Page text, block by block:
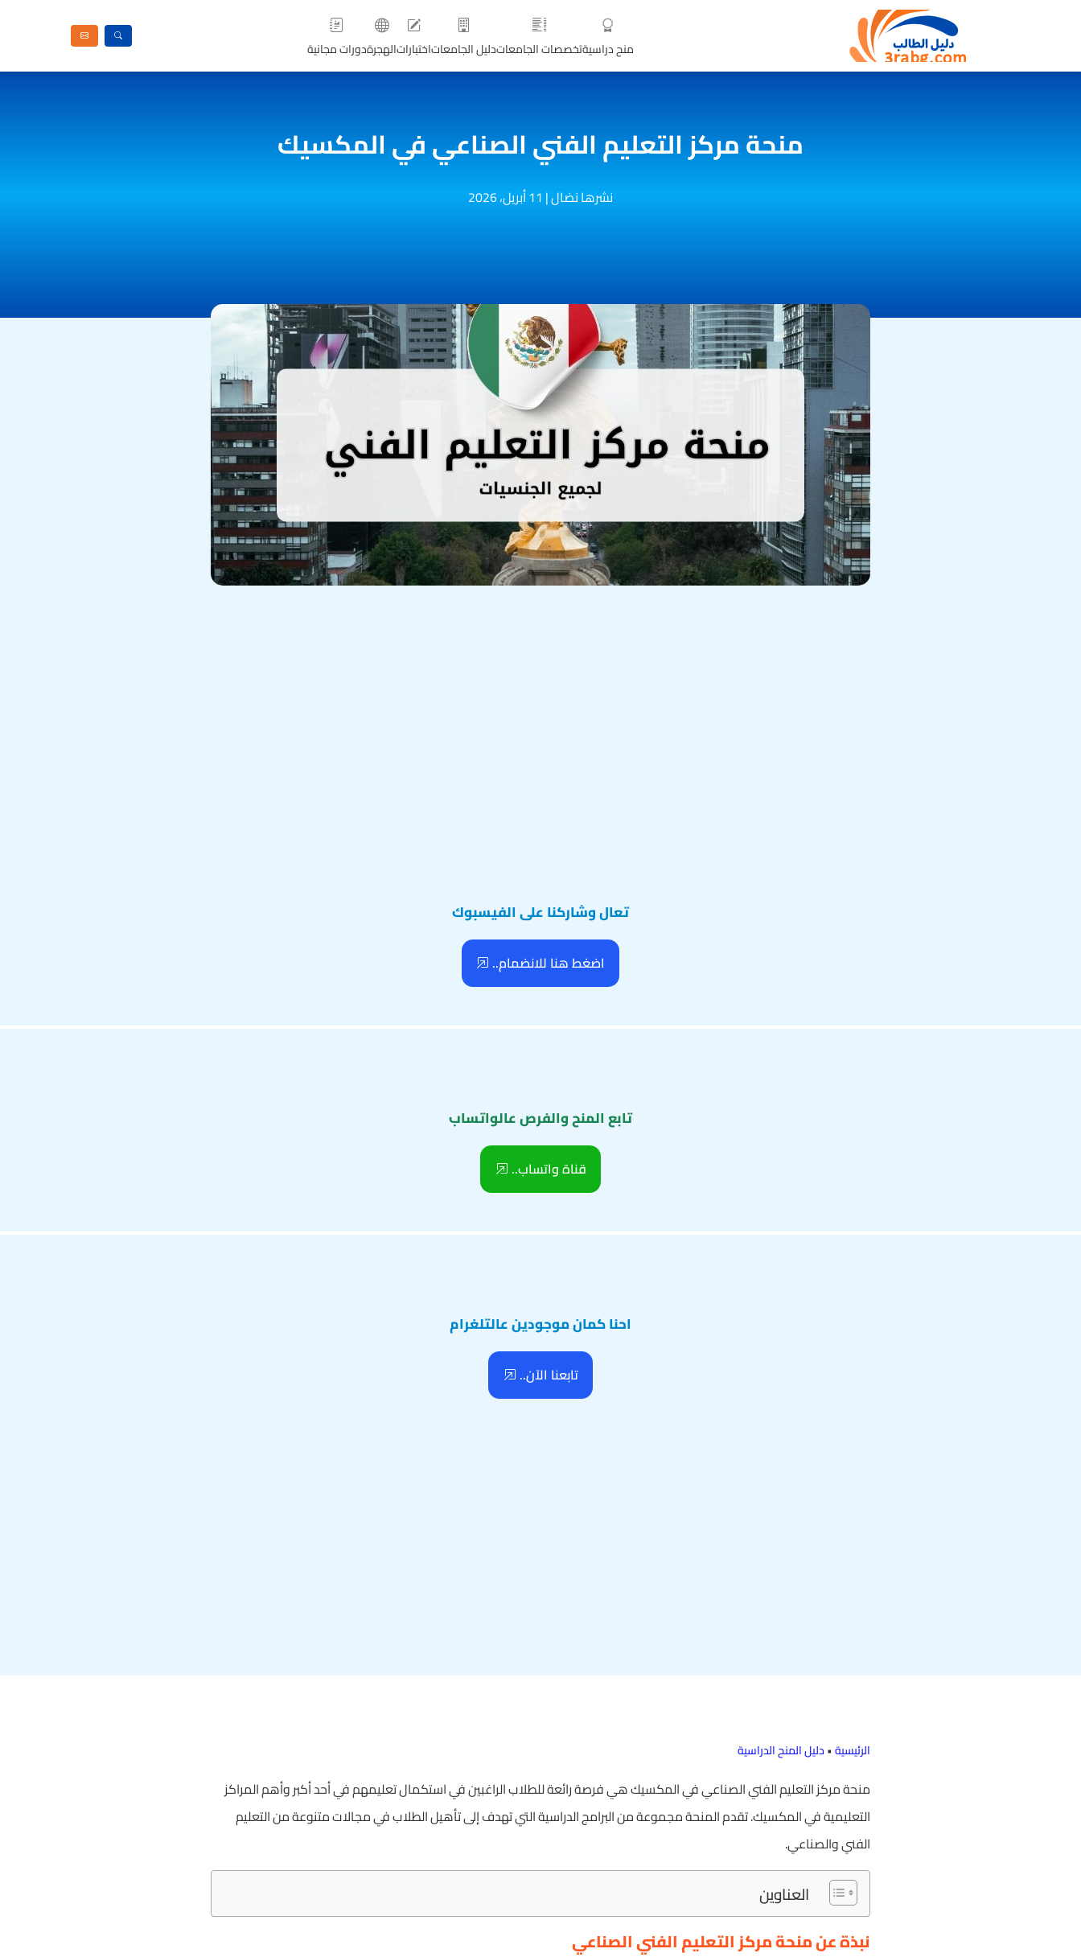
منح دراسيةتخصصات الجامعاتدليل الجامعاتاختباراتالهجرةدورات مجانية
منحة مركز التعليم الفني الصناعي في المكسيك
نشرها نضال| 11 أبريل، 2026
تعال وشاركنا على الفيسبوك
اضغط هنا للانضمام..
تابع المنح والفرص عالواتساب
قناة واتساب..
احنا كمان موجودين عالتلغرام
تابعنا الآن..
الرئيسية•دليل المنح الدراسية
منحة مركز التعليم الفني الصناعي في المكسيك هي فرصة رائعة للطلاب الراغبين في استكمال تعليمهم في أحد أكبر وأهم المراكز
التعليمية في المكسيك. تقدم المنحة مجموعة من البرامج الدراسية التي تهدف إلى تأهيل الطلاب في مجالات متنوعة من التعليم
الفني والصناعي.
العناوين
نبذة عن منحة مركز التعليم الفني الصناعي